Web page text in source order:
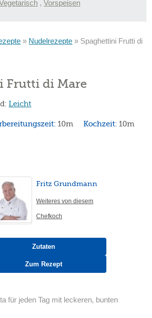
, Vorspeisen
» Nudelrezepte » Spaghettini Frutti di
Frutti di Mare
Leicht
10m Kochzeit:10m
Fritz Grundmann
Weiteres von diesem
Chefkoch
Zutaten
Zum Rezept
für jeden Tag mit leckeren, bunten